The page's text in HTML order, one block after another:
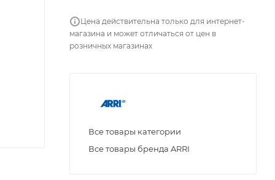
Цена действительна только для интернет-
магазина и может отличаться от цен в
розничных магазинах
Все товары категории
Все товары бренда ARRI